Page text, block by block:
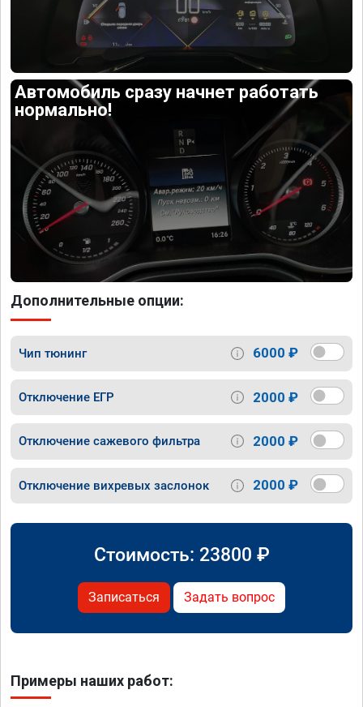
Автомобиль сразу начнет работать
нормально!
Дополнительные опции:
Чип тюнинг 6000 ₽
Отключение ЕГР 2000 ₽
Отключение сажевого фильтра 2000 ₽
Отключение вихревых заслонок 2000 ₽
Стоимость: 23800 ₽
Записаться Задать вопрос
Примеры наших работ: